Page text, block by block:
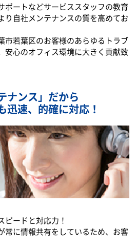
ポートなどサービススタッフの教育
り自社メンテナンスの質を高めてお
市若葉区のお客様のあらゆるトラブ
安心のオフィス環境に大きく貢献致
ナンス」だから
迅速、的確に対応！
ピードと対応力！
常に情報共有をしているため、お客